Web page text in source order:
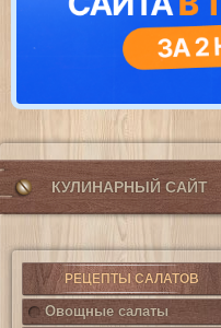
КУЛИНАРНЫЙ САЙТ
РЕЦЕПТЫ САЛАТОВ
Овощные салаты